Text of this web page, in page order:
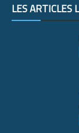
LES ARTICLES